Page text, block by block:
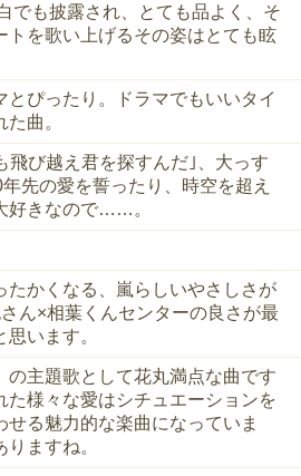
でも披露され、とても品よく、そ
トを歌い上げるその姿はとても眩
ぴったり。ドラマでもいいタイ
曲。
飛び越え君を探すんだ｣、大っす
先の愛を誓ったり、時空を超え
好きなので……。
たかくなる、嵐らしいやさしさが
ん×相葉くんセンターの良さが最
います。
の主題歌として花丸満点な曲です
た様々な愛はシチュエーションを
せる魅力的な楽曲になっていま
ますね。